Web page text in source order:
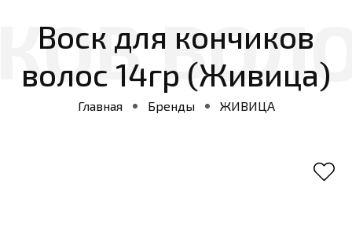
Воск для кончиков
волос 14гр (Живица)
Главная Бренды ЖИВИЦА